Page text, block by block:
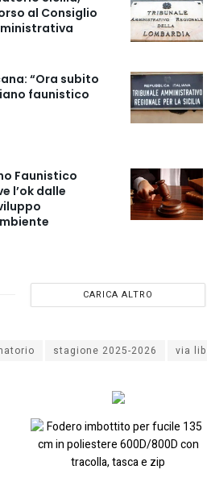
al Consiglio
“Ora subito
faunistico
Faunistico
l’ok dalle
CARICA ALTRO
stagione 2025-2026 via